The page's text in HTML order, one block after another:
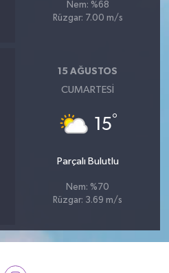
Nem: %68
Rüzgar: 7.00 m/s
15 AĞUSTOS
CUMARTESI
15°
Parçalı Bulutlu
Nem: %70
Rüzgar: 3.69 m/s